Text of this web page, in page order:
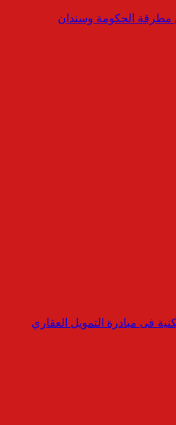
مطرقة الحكومة وسندان
فى مبادرة التمويل العقاري